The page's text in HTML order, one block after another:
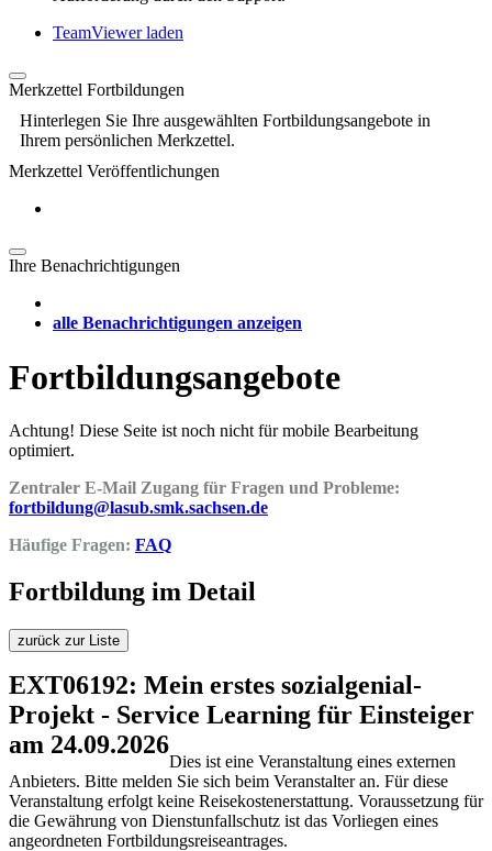
TeamViewer laden
Merkzettel Fortbildungen
Hinterlegen Sie Ihre ausgewählten Fortbildungsangebote in
Ihrem persönlichen Merkzettel.
Merkzettel Veröffentlichungen
Ihre Benachrichtigungen
alle Benachrichtigungen anzeigen
Fortbildungsangebote
Achtung! Diese Seite ist noch nicht für mobile Bearbeitung
optimiert.
Zentraler E-Mail Zugang für Fragen und Probleme:
fortbildung@lasub.smk.sachsen.de
Häufige Fragen: FAQ
Fortbildung im Detail
zurück zur Liste
EXT06192: Mein erstes sozialgenial-
Projekt - Service Learning für Einsteiger
am 24.09.2026
Dies ist eine Veranstaltung eines externen
Anbieters. Bitte melden Sie sich beim Veranstalter an. Für diese
Veranstaltung erfolgt keine Reisekostenerstattung. Voraussetzung für
die Gewährung von Dienstunfallschutz ist das Vorliegen eines
angeordneten Fortbildungsreiseantrages.